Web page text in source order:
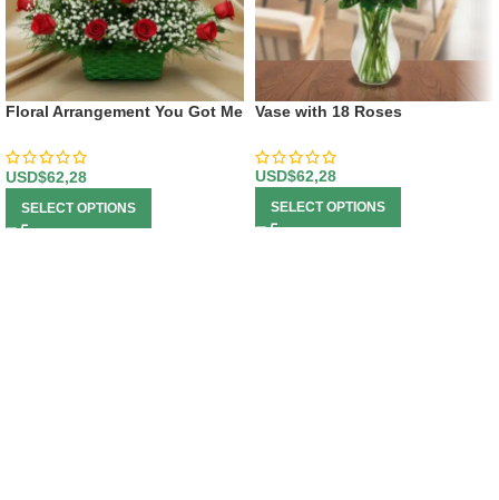
Floral Arrangement You Got Me
USD$62,28
SELECT OPTIONS
Vase with 18 Roses
USD$62,28
SELECT OPTIONS